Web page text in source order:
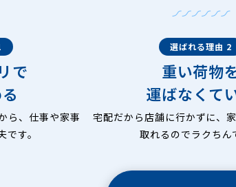
で
ら、仕事や家事
す。
選ばれる理由 2
重い荷物
運ばなくて
宅配だから店舗に行かずに、
取れるのでラクちん